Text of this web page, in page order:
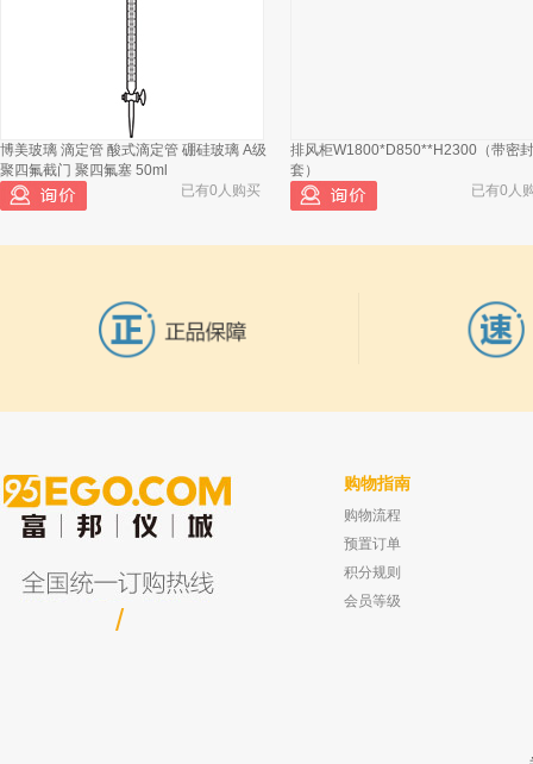
博美玻璃 滴定管 酸式滴定管 硼硅玻璃 A级
聚四氟截门 聚四氟塞 50ml
已有0人购买
排风柜W1800*D850**H2300（带密
套）
已有0人
北京兴运科诺 中性料兰盖试剂瓶（茶色）
玻璃 500ml
昆山超声 高频数控超声波清洗器 KQ-
/
购物指南
购物流程
预置订单
积分规则
会员等级